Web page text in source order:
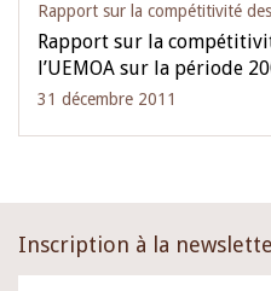
Rapport sur la compétitivité
Rapport sur la
l’UEMOA sur la période
31 décembre 2011
Inscription à la